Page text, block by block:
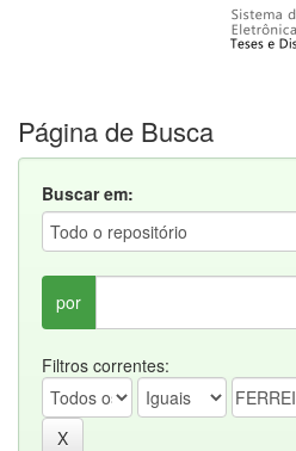
Página de Busca
Buscar em:
por
Filtros correntes: